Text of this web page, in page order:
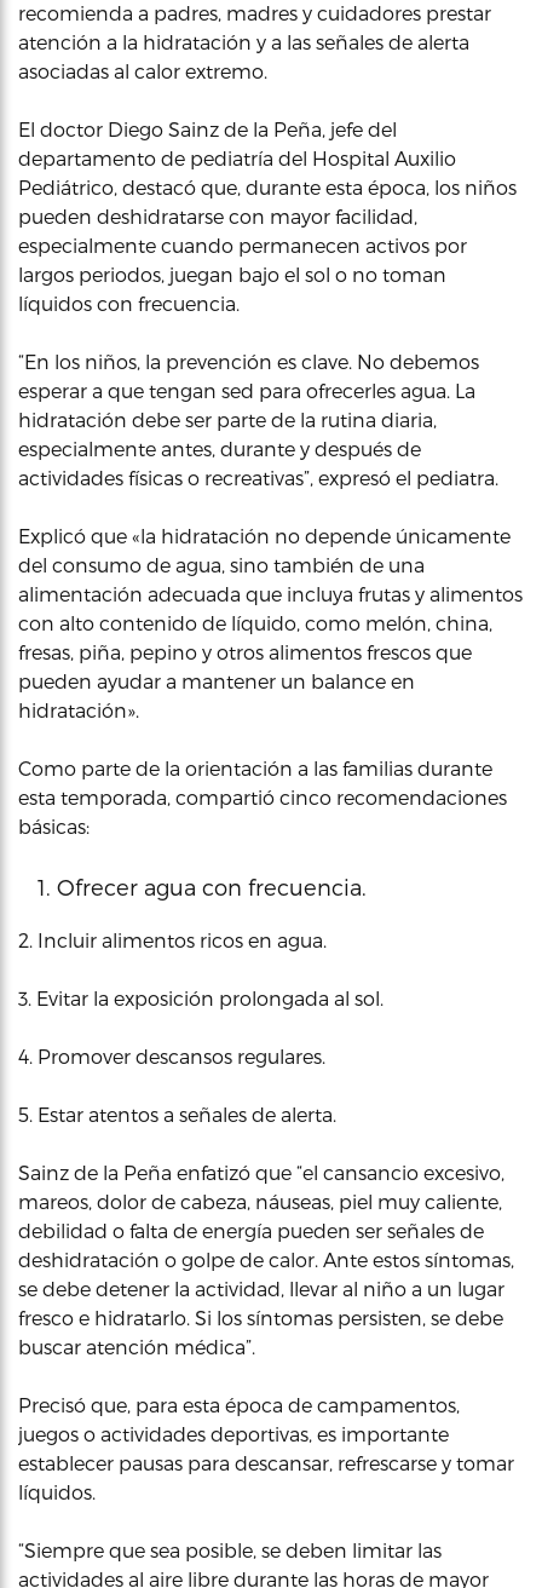
recomienda a padres, madres y cuidadores prestar
atención a la hidratación y a las señales de alerta
asociadas al calor extremo.
El doctor Diego Sainz de la Peña, jefe del
departamento de pediatría del Hospital Auxilio
Pediátrico, destacó que, durante esta época, los niños
pueden deshidratarse con mayor facilidad,
especialmente cuando permanecen activos por
largos periodos, juegan bajo el sol o no toman
líquidos con frecuencia.
“En los niños, la prevención es clave. No debemos
esperar a que tengan sed para ofrecerles agua. La
hidratación debe ser parte de la rutina diaria,
especialmente antes, durante y después de
actividades físicas o recreativas”, expresó el pediatra.
Explicó que «la hidratación no depende únicamente
del consumo de agua, sino también de una
alimentación adecuada que incluya frutas y alimentos
con alto contenido de líquido, como melón, china,
fresas, piña, pepino y otros alimentos frescos que
pueden ayudar a mantener un balance en
hidratación».
Como parte de la orientación a las familias durante
esta temporada, compartió cinco recomendaciones
básicas:
Ofrecer agua con frecuencia.
2. Incluir alimentos ricos en agua.
3. Evitar la exposición prolongada al sol.
4. Promover descansos regulares.
5. Estar atentos a señales de alerta.
Sainz de la Peña enfatizó que “el cansancio excesivo,
mareos, dolor de cabeza, náuseas, piel muy caliente,
debilidad o falta de energía pueden ser señales de
deshidratación o golpe de calor. Ante estos síntomas,
se debe detener la actividad, llevar al niño a un lugar
fresco e hidratarlo. Si los síntomas persisten, se debe
buscar atención médica”.
Precisó que, para esta época de campamentos,
juegos o actividades deportivas, es importante
establecer pausas para descansar, refrescarse y tomar
líquidos.
“Siempre que sea posible, se deben limitar las
actividades al aire libre durante las horas de mayor